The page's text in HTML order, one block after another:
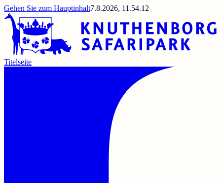
Gehen Sie zum Hauptinhalt7.8.2026, 11.54.12
Titelseite